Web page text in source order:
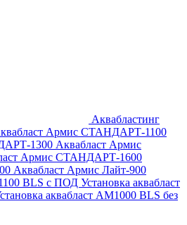
Аквабластинг
Армис СТАНДАРТ-1100
1300 Аквабласт Армис
Армис СТАНДАРТ-1600
Аквабласт Армис Лайт-900
BLS с ПОД Установка аквабласт
аквабласт AM1000 BLS без